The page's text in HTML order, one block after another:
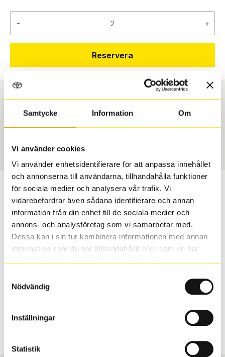
Samtycke Information Om
Vi använder cookies
Vi använder enhetsidentifierare för att anpassa innehållet
och annonserna till användarna, tillhandahålla funktioner
för sociala medier och analysera vår trafik. Vi
vidarebefordrar även sådana identifierare och annan
information från din enhet till de sociala medier och
annons- och analysföretag som vi samarbetar med.
Dessa kan i sin tur kombinera informationen med annan
information som du har tillhandahållit eller som de har
Nödvändig
Inställningar
Statistik
- +
Reservera
Däcktyp Däckstorlek
3713
Passar detta däck min bil?
Ange registreringsnummer för att se om det däck du
valt passar din bilmodell. Om du köper däck som skall
sättas på dina befintliga fälgar, se till att kolla en extra
gång så att däck och fälg har samma dimensioner.
Ibland kan fälgen ha bytts ut under årens lopp och
fabrik.
S Sök